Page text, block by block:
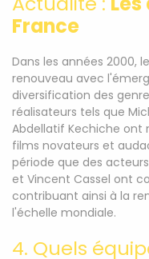
France
Dans les années 2000,
renouveau avec
diversification des
réalisateurs tels que
Abdellatif Kechiche ont
films novateurs et
période que des
et Vincent Cassel ont
contribuant ainsi à la
l'échelle mondiale.
4. Quels